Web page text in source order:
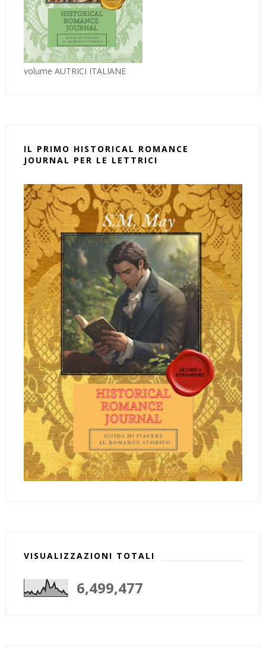
volume AUTRICI ITALIANE
IL PRIMO HISTORICAL ROMANCE
JOURNAL PER LE LETTRICI
VISUALIZZAZIONI TOTALI
6,499,477